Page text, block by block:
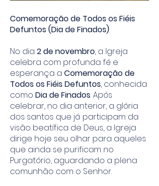
Comemoração de Todos os Fiéis
Defuntos (Dia de Finados)
No dia 2 de novembro, a Igreja
celebra com profunda fé e
esperança a Comemoração de
Todos os Fiéis Defuntos, conhecida
como Dia de Finados. Após
celebrar, no dia anterior, a glória
dos santos que já participam da
visão beatífica de Deus, a Igreja
dirige hoje seu olhar para aqueles
que ainda se purificam no
Purgatório, aguardando a plena
comunhão com o Senhor.